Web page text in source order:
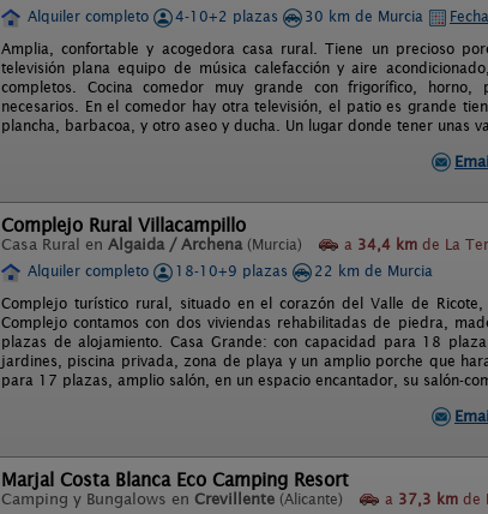
Alquiler completo
4-10+2 plazas 30 km de Murcia
Amplia, confortable y acogedora casa rural. Tiene un precioso
televisión plana equipo de música calefacción y aire
completos. Cocina comedor muy grande con frigorífico, horno,
necesarios. En el comedor hay otra televisión, el patio es grande
plancha, barbacoa, y otro aseo y ducha. Un lugar donde tener unas
Complejo Rural Villacampillo
Casa Rural en Algaida / Archena (Murcia) a 34,4 km de La
Alquiler completo
18-10+9 plazas
22 km de Murcia
Complejo turístico rural, situado en el corazón del Valle de
Complejo contamos con dos viviendas rehabilitadas de piedra,
plazas de alojamiento. Casa Grande: con capacidad para 18
jardines, piscina privada, zona de playa y un amplio porche que
para 17 plazas, amplio salón, en un espacio encantador, su salón-
Marjal Costa Blanca Eco Camping Resort
Camping y Bungalows en Crevillente (Alicante) a 37,3 km de